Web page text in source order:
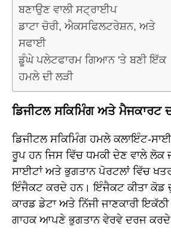
ਬਣਾਉਣ ਵਾਲੀ ਸਟ੍ਰਾਈਪ
ਡਾਟਾ ਚੋਰੀ, ਐਕਸਫਿਲਟਰੇਸ਼ਨ, ਅਤੇ
ਸਫਾਈ
ਡੂੰਘੇ ਪਲੇਟਫਾਰਮ ਗਿਆਨ 'ਤੇ ਬਣੀ ਇੱਕ
ਹਮਲੇ ਦੀ ਲੜੀ
ਡਿਜੀਟਲ ਸਕਿਮਿੰਗ ਅਤੇ ਮੈਜਕਾਰਟ
ਡਿਜੀਟਲ ਸਕਿਮਿੰਗ ਹਮਲੇ ਕਲਾਇੰਟ-
ਰੂਪ ਹਨ ਜਿਸ ਵਿੱਚ ਧਮਕੀ ਦੇਣ ਵਾਲੇ
ਸਾਈਟਾਂ ਅਤੇ ਭੁਗਤਾਨ ਪੋਰਟਲਾਂ ਵਿੱਚ
ਇੰਜੈਕਟ ਕਰਦੇ ਹਨ। ਇੰਜੈਕਟ ਕੀਤਾ ਕੋਡ
ਕਾਰਡ ਡੇਟਾ ਅਤੇ ਨਿੱਜੀ ਜਾਣਕਾਰੀ
ਗਾਹਕ ਆਪਣੇ ਭੁਗਤਾਨ ਵੇਰਵੇ ਦਰਜ ਕਰਦੇ